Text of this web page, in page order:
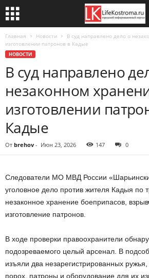
Главная Новости
В суд направлено дело о
изготовлении патронов в Кадые
НОВОСТИ
В суд направлено
незаконном
изготовлении
Кадые
От brehov - Июн 23, 2026 147 0
Следователи МО МВД России
уголовное дело против жителя Кадыя по
незаконное хранение боеприпасов,
изготовление патронов.
В ходе проверки правоохранители
подозреваемого целый арсенал. В
изъяли два незарегистрированных
порох, патроны и оборудование для их